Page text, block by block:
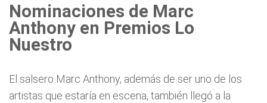
Nominaciones de Marc
Anthony en Premios Lo
Nuestro
El salsero Marc Anthony, además de ser uno de los
artistas que estaría en escena, también llegó a la